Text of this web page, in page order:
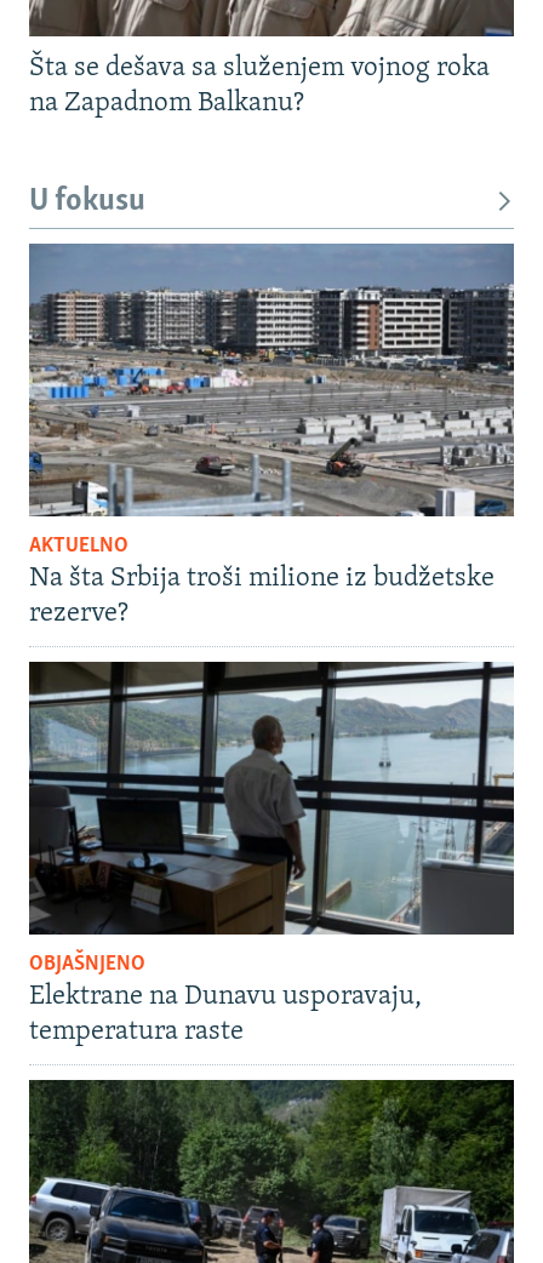
Šta se dešava sa služenjem vojnog roka
na Zapadnom Balkanu?
U fokusu
AKTUELNO
Na šta Srbija troši milione iz budžetske
rezerve?
OBJAŠNJENO
Elektrane na Dunavu usporavaju,
temperatura raste